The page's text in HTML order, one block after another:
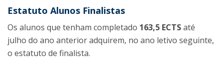
Estatuto Alunos Finalistas
Os alunos que tenham completado 163,5 ECTSaté
julho do ano anterior adquirem, no ano letivo seguinte,
o estatuto de finalista.